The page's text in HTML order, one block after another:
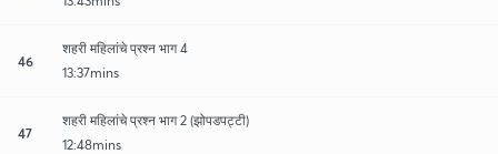
46
शहरी महिलांचे प्रश्न भाग 4
13:37mins
47
शहरी महिलांचे प्रश्न भाग 2 (झोपडपट्टी)
12:48mins